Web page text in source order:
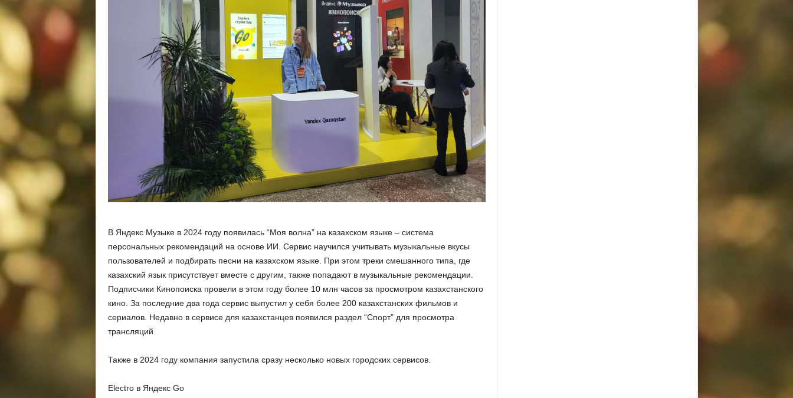
В Яндекс Музыке в 2024 году появилась “Моя волна” на казахском языке – система
персональных рекомендаций на основе ИИ. Сервис научился учитывать музыкальные вкусы
пользователей и подбирать песни на казахском языке. При этом треки смешанного типа, где
казахский язык присутствует вместе с другим, также попадают в музыкальные рекомендации.
Подписчики Кинопоиска провели в этом году более 10 млн часов за просмотром казахстанского
кино. За последние два года сервис выпустил у себя более 200 казахстанских фильмов и
сериалов. Недавно в сервисе для казахстанцев появился раздел “Спорт” для просмотра
трансляций.
Также в 2024 году компания запустила сразу несколько новых городских сервисов.
Electro в Яндекс Go